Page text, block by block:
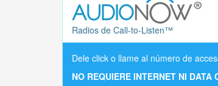
Radios de Call-to-Listen™
Dele click o llame al número de
NO REQUIERE INTERNET NI DATA